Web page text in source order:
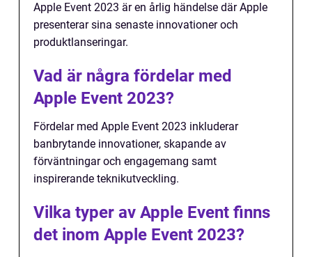
Apple Event 2023 är en årlig händelse där Apple
presenterar sina senaste innovationer och
produktlanseringar.
Vad är några fördelar med
Apple Event 2023?
Fördelar med Apple Event 2023 inkluderar
banbrytande innovationer, skapande av
förväntningar och engagemang samt
inspirerande teknikutveckling.
Vilka typer av Apple Event finns
det inom Apple Event 2023?